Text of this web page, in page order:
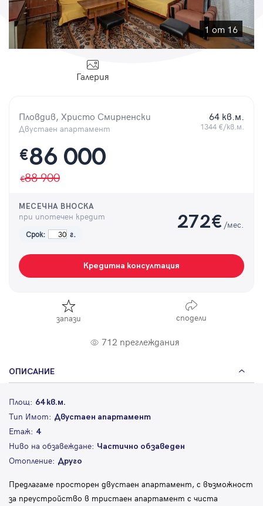
1 от 16
Галерия
Пловдив, Христо Смирненски
Двустаен апартамент
64 кв.м.
1344 €/кв.м.
€86 000
88 900
МЕСЕЧНА ВНОСКА
при ипотечен кредит
Срок: г.
272€ /мес.
Кредитна консултация
запази сподели
712 преглеждания
ОПИСАНИЕ
Площ: 64 кв.м.
Тип Имот: Двустаен апартамент
Етаж: 4
Ниво на обзавеждане: Частично обзаведен
Отопление: Друго
Предлагаме просторен двустаен апартамент, с възможност
за преустройство в тристаен апартамент с чиста
Парола
Вход с имейл
Забравена парола